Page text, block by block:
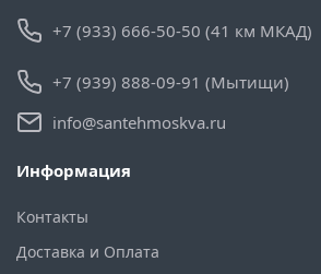
+7 (933) 666-50-50 (41 км МКАД)
+7 (939) 888-09-91 (Мытищи)
info@santehmoskva.ru
Информация
Контакты
Доставка и Оплата